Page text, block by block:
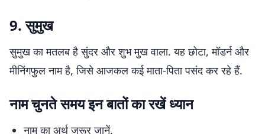
9. सुमुख
सुमुख का मतलब है सुंदर और शुभ मुख वाला. यह छोटा, मॉडर्न और
मीनिंगफुल नाम है, जिसे आजकल कई माता-पिता पसंद कर रहे हैं.
नाम चुनते समय इन बातों का रखें ध्यान
नाम का अर्थ जरूर जानें.